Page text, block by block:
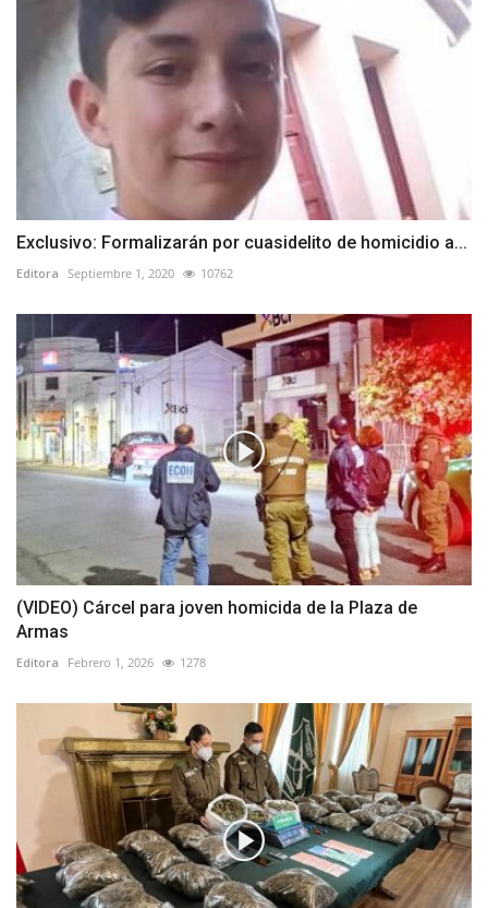
Exclusivo: Formalizarán por cuasidelito de homicidio a...
Editora Septiembre 1, 2020 10762
(VIDEO) Cárcel para joven homicida de la Plaza de
Armas
Editora Febrero 1, 2026 1278